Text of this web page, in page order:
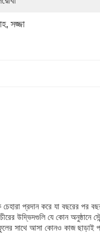
সজ্জা
প্রদান করে যা বছরের পর
উদ্ভিদগুলি যে কোন অনুষ্ঠানে
সাথে আসা কোনও কাজ ছাড়াই